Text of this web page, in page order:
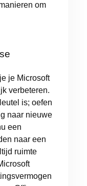
om
je Microsoft
verbeteren.
is; oefen
naar nieuwe
een
naar een
ruimte